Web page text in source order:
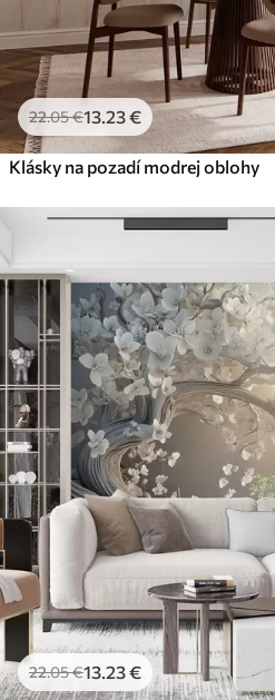
22.05€13 .23€
Klásky na pozadí modrej oblohy
22.05€13 .23€